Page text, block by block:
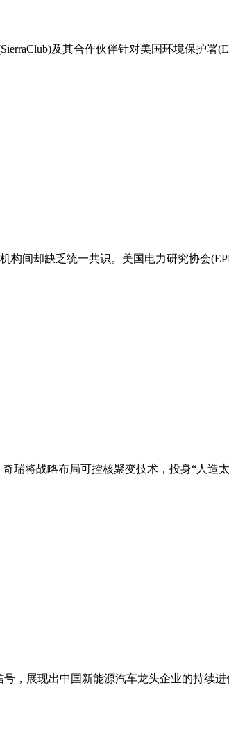
及其合作伙伴针对美国环境保护署
构间却缺乏统一共识。美国电力研究协会
瑞将战略布局可控核聚变技术，投身“人造
，展现出中国新能源汽车龙头企业的持续